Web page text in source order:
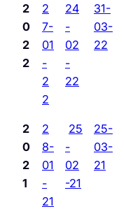
2
0
2
2
2
7-
01
-
2
2
24
-
02
-
22
31-
03-
22
2
0
2
1
2
8-
01
-
21
25
-
02
-21
25-
03-
21